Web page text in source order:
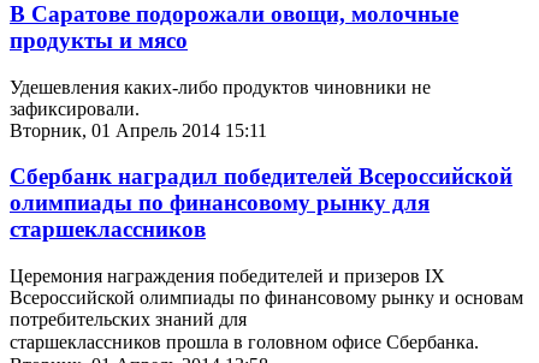
В Саратове подорожали овощи, молочные
продукты и мясо
Удешевления каких-либо продуктов чиновники не
зафиксировали.
Вторник, 01 Апрель 2014 15:11
Сбербанк наградил победителей Всероссийской
олимпиады по финансовому рынку для
старшеклассников
Церемония награждения победителей и призеров IX
Всероссийской олимпиады по финансовому рынку и основам
потребительских знаний для
старшеклассников прошла в головном офисе Сбербанка.